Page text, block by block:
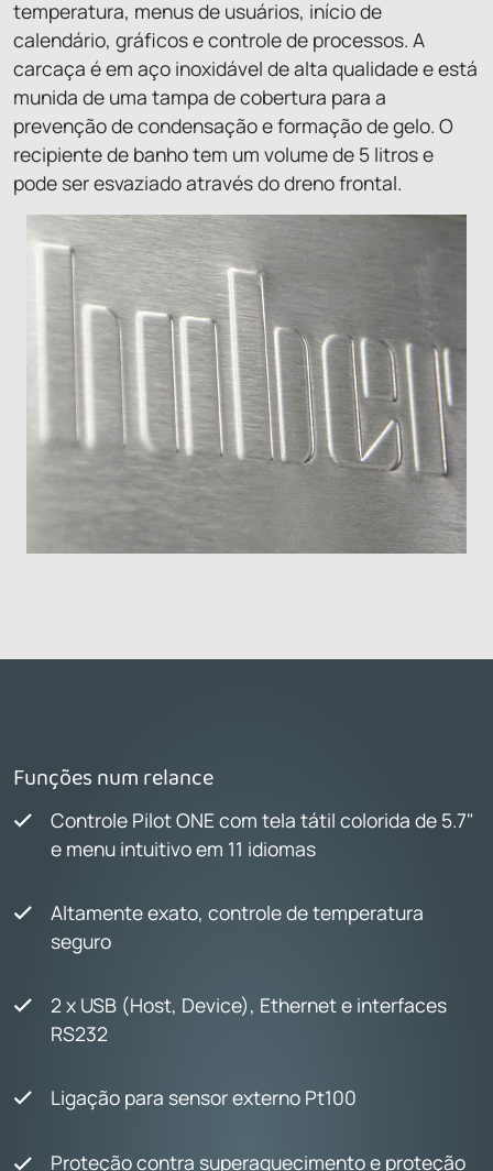
temperatura, menus de usuários, início de
calendário, gráficos e controle de processos. A
carcaça é em aço inoxidável de alta qualidade e está
munida de uma tampa de cobertura para a
prevenção de condensação e formação de gelo. O
recipiente de banho tem um volume de 5 litros e
pode ser esvaziado através do dreno frontal.
Funções num relance
Controle Pilot ONE com tela tátil colorida de 5.7"
e menu intuitivo em 11 idiomas
Altamente exato, controle de temperatura
seguro
2 x USB (Host, Device), Ethernet e interfaces
RS232
Ligação para sensor externo Pt100
Proteção contra superaquecimento e proteção